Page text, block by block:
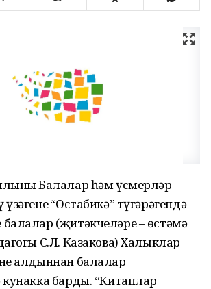
Балалар һәм үсмерләр
“Остабикә” түгәрәгендә
(җитәкчеләре – өстәмә
С.Л. Казакова) Халыклар
алдыннан балалар
кунакка барды. “Китаплар